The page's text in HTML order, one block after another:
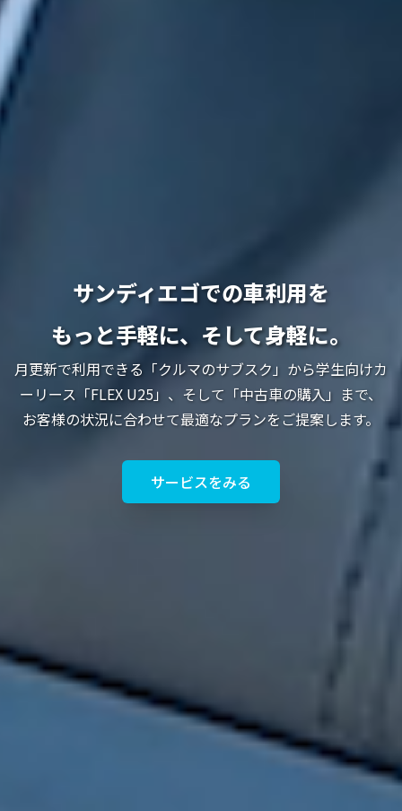
サンディエゴでの車利用を
もっと手軽に、そして身軽に。
月更新で利用できる「クルマのサブスク」から学生向けカ
ーリース「FLEX U25」、そして「中古車の購入」まで、
お客様の状況に合わせて最適なプランをご提案します。
サービスをみる